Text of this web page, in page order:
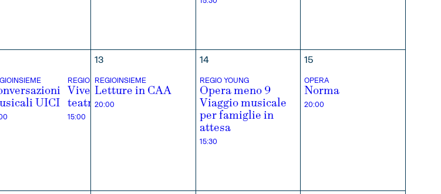
UICI
REGIOINSIEME
Vivere il
teatro
15:00
13
REGIOINSIEME
Letture in CAA
20:00
14
REGIO YOUNG
Opera meno 9
Viaggio musicale
per famiglie in
attesa
15:30
15
OPERA
Norma
20:00